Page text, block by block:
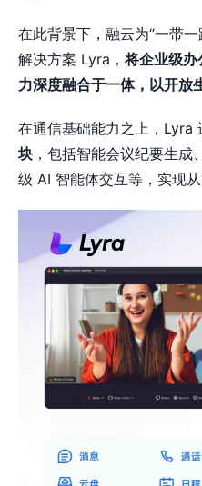
在此背景下，融云为“一带
解决方案 Lyra，将企业级办
力深度融合于一体，以开放
在通信基础能力之上，Lyra
块 ，包括智能会议纪要生
级 AI 智能体交互等，实现从